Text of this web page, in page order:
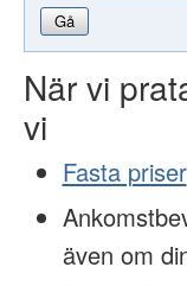
Gå
När vi
vi
Fasta priser
även om